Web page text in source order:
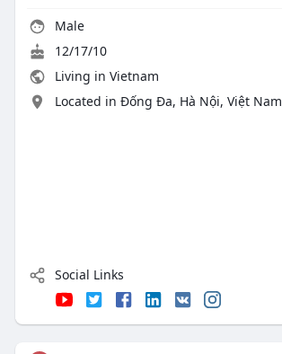
Male
12/17/10
Living in Vietnam
Located in Đống Đa, Hà Nội, Việt Nam
Social Links